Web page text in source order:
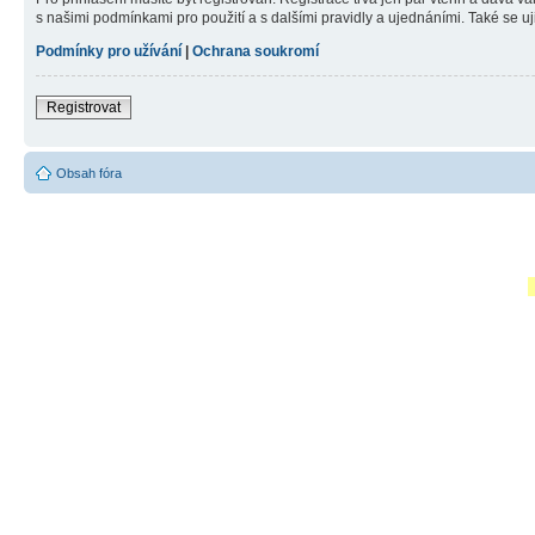
s našimi podmínkami pro použití a s dalšími pravidly a ujednáními. Také se
Podmínky pro užívání | Ochrana soukromí
Registrovat
Obsah fóra